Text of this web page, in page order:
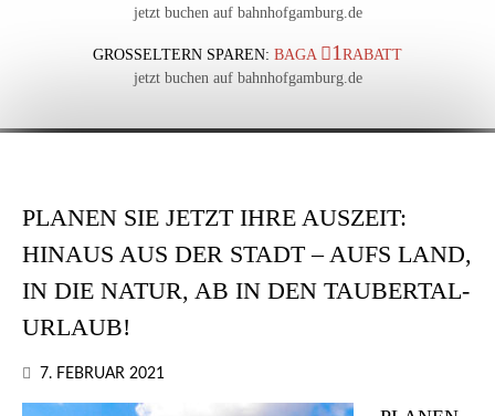
jetzt buchen auf bahnhofgamburg.de
GROSSELTERN SPAREN: BAGA 1RABATT
jetzt buchen auf bahnhofgamburg.de
PLANEN SIE JETZT IHRE AUSZEIT:
HINAUS AUS DER STADT – AUFS LAND,
IN DIE NATUR, AB IN DEN TAUBERTAL-
URLAUB!
7. FEBRUAR 2021